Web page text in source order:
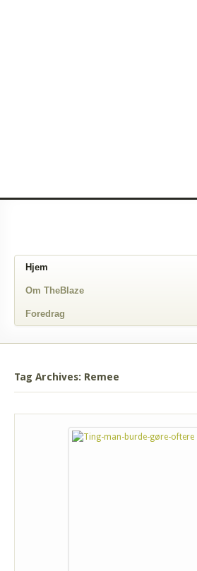
Hjem
Om TheBlaze
Foredrag
Tag Archives: Remee